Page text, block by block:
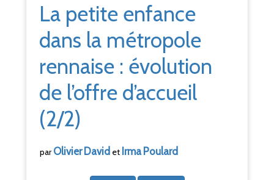
La petite enfance
dans la métropole
rennaise : évolution
de l’offre d’accueil
(2/2)
parOlivier David et Irma Poulard